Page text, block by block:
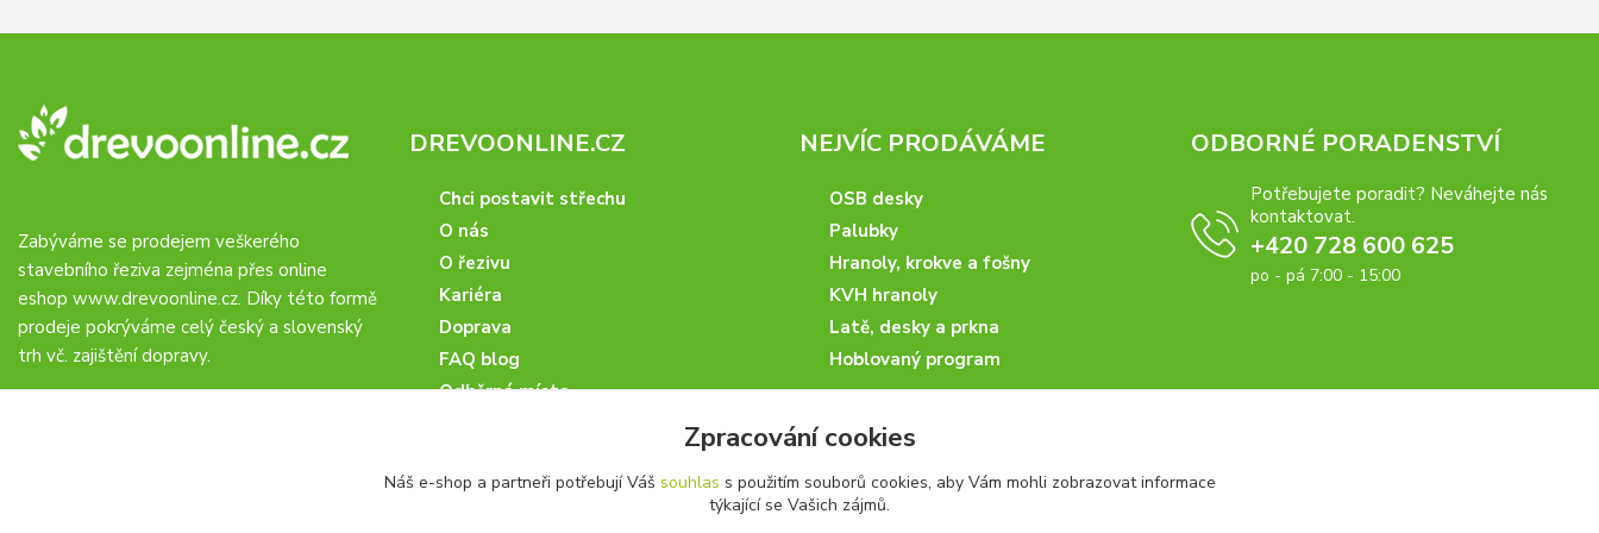
Zabýváme se prodejem veškerého
stavebního řeziva zejména přes online
eshop www.drevoonline.cz. Díky této formě
prodeje pokrýváme celý český a slovenský
trh vč. zajištění dopravy.
DREVOONLINE.CZ
Chci postavit střechu
O nás
O řezivu
Kariéra
Doprava
FAQ blog
Odběrná místa
Obchodní partneři
NEJVÍC PRODÁVÁME
OSB desky
Palubky
Hranoly, krokve a fošny
KVH hranoly
Latě, desky a prkna
Hoblovaný program
ODBORNÉ PORADENSTVÍ
Potřebujete poradit? Neváhejte nás
kontaktovat.
+420 728 600 625
po - pá 7:00 - 15:00
Zpracování cookies
Náš e-shop a partneři potřebují Váš souhlas s použitím souborů cookies, aby Vám mohli zobrazovat informace
týkající se Vašich zájmů.